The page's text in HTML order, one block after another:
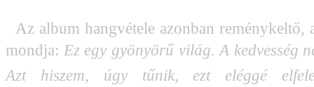
Az album hangvétele azonban reménykeltő,
mondja:  Ez egy gyönyörű világ. A kedvesség
Azt hiszem, úgy tűnik, ezt eléggé